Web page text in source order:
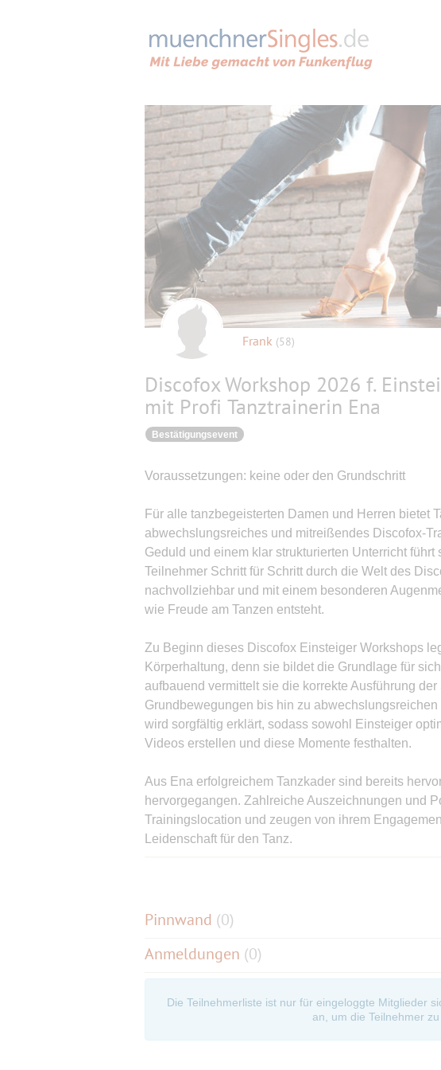
Frank (58)
Discofox Workshop 2026 f.
mit Profi Tanztrainerin Ena
Bestätigungsevent
Voraussetzungen: keine oder den Grundschritt
Für alle tanzbegeisterten Damen und Herren bietet
abwechslungsreiches und mitreißendes Discofox-
Geduld und einem klar strukturierten Unterricht führt
Teilnehmer Schritt für Schritt durch die Welt des
nachvollziehbar und mit einem besonderen
wie Freude am Tanzen entsteht.
Zu Beginn dieses Discofox Einsteiger Workshops
Körperhaltung, denn sie bildet die Grundlage für
aufbauend vermittelt sie die korrekte Ausführung
Grundbewegungen bis hin zu
wird sorgfältig erklärt, sodass sowohl Einsteiger
Videos erstellen und diese Momente festhalten.
Aus Ena erfolgreichem Tanzkader sind bereits
hervorgegangen. Zahlreiche Auszeichnungen und
Trainingslocation und zeugen von ihrem
Leidenschaft für den Tanz.
Wer Discofox mit Spaß, Kompetenz und Motivation
ist es sehr wichtig, dass die Männer die Schritte
Einfach Spaß am Tanz bekommen.
Pinnwand (0)
Anmeldungen (0)
Die Teilnehmerliste ist nur für eingeloggte Mitglieder
an, um die Teilnehmer